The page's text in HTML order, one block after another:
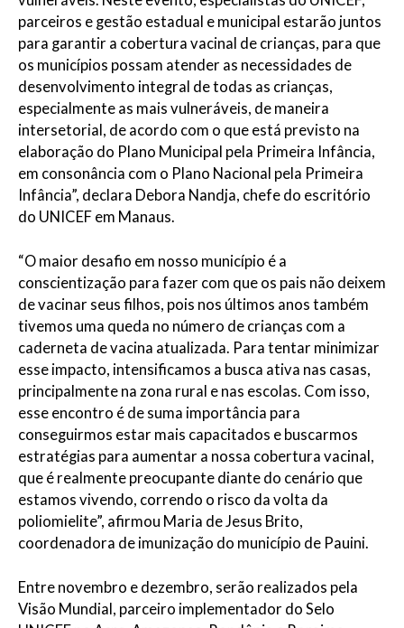
parceiros e gestão estadual e municipal estarão juntos
para garantir a cobertura vacinal de crianças, para que
os municípios possam atender as necessidades de
desenvolvimento integral de todas as crianças,
especialmente as mais vulneráveis, de maneira
intersetorial, de acordo com o que está previsto na
elaboração do Plano Municipal pela Primeira Infância,
em consonância com o Plano Nacional pela Primeira
Infância”, declara Debora Nandja, chefe do escritório
do UNICEF em Manaus.
“O maior desafio em nosso município é a
conscientização para fazer com que os pais não deixem
de vacinar seus filhos, pois nos últimos anos também
tivemos uma queda no número de crianças com a
caderneta de vacina atualizada. Para tentar minimizar
esse impacto, intensificamos a busca ativa nas casas,
principalmente na zona rural e nas escolas. Com isso,
esse encontro é de suma importância para
conseguirmos estar mais capacitados e buscarmos
estratégias para aumentar a nossa cobertura vacinal,
que é realmente preocupante diante do cenário que
estamos vivendo, correndo o risco da volta da
poliomielite”, afirmou Maria de Jesus Brito,
coordenadora de imunização do município de Pauini.
Entre novembro e dezembro, serão realizados pela
Visão Mundial, parceiro implementador do Selo